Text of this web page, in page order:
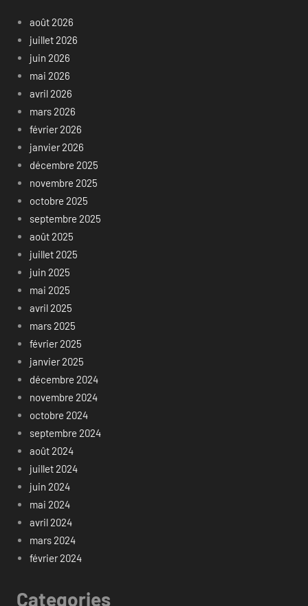
août 2026
juillet 2026
juin 2026
mai 2026
avril 2026
mars 2026
février 2026
janvier 2026
décembre 2025
novembre 2025
octobre 2025
septembre 2025
août 2025
juillet 2025
juin 2025
mai 2025
avril 2025
mars 2025
février 2025
janvier 2025
décembre 2024
novembre 2024
octobre 2024
septembre 2024
août 2024
juillet 2024
juin 2024
mai 2024
avril 2024
mars 2024
février 2024
Categories